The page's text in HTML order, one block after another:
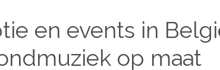
en events in
op maat